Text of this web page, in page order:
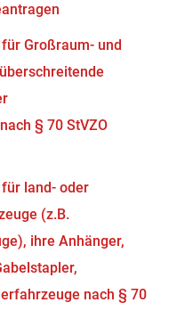
Großraum- und
§ 70 StVZO
land- oder
(z.B.
ihre Anhänger,
nach § 70